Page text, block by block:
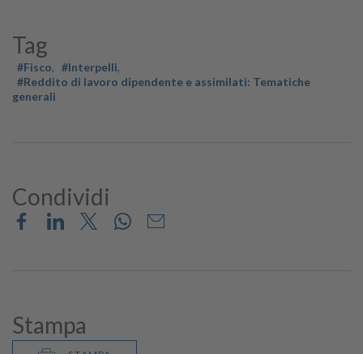
Tag
#Fisco
#Interpelli
#Reddito di lavoro dipendente e assimilati: Tematiche
generali
Condividi
Stampa